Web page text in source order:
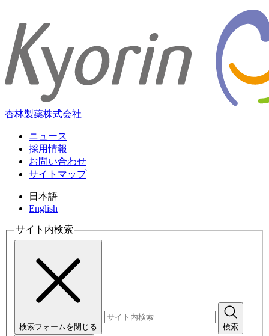
杏林製薬株式会社
ニュース
採用情報
お問い合わせ
サイトマップ
日本語
English
サイト内検索
検索フォームを閉じる 検索